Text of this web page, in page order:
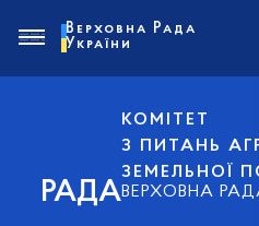
РАДА
КОМІТЕТ
З ПИТАНЬ
ЗЕМЕЛЬНОЇ
ВЕРХОВНА
Верховна Рада
України